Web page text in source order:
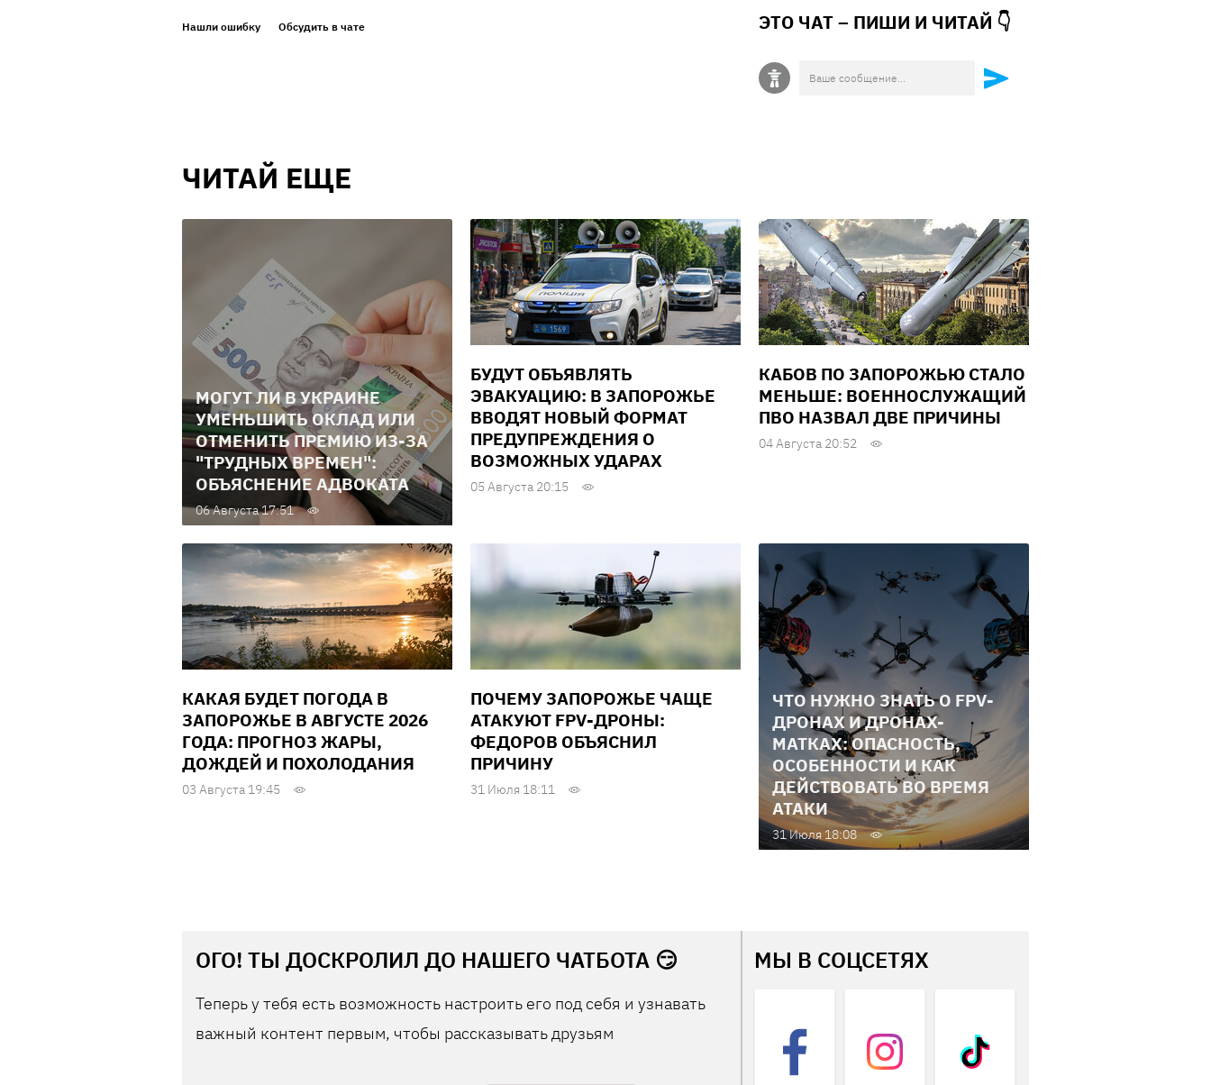
Нашли ошибку Обсудить в чате ЭТО ЧАТ – ПИШИ И ЧИТАЙ 👇
ЧИТАЙ ЕЩЕ
МОГУТ ЛИ В УКРАИНЕ
УМЕНЬШИТЬ ОКЛАД ИЛИ
ОТМЕНИТЬ ПРЕМИЮ ИЗ-ЗА
"ТРУДНЫХ ВРЕМЕН":
ОБЪЯСНЕНИЕ АДВОКАТА
06 Августа 17:51
БУДУТ ОБЪЯВЛЯТЬ
ЭВАКУАЦИЮ: В ЗАПОРОЖЬЕ
ВВОДЯТ НОВЫЙ ФОРМАТ
ПРЕДУПРЕЖДЕНИЯ О
ВОЗМОЖНЫХ УДАРАХ
05 Августа 20:15
КАБОВ ПО ЗАПОРОЖЬЮ СТАЛО
МЕНЬШЕ: ВОЕННОСЛУЖАЩИЙ
ПВО НАЗВАЛ ДВЕ ПРИЧИНЫ
04 Августа 20:52
КАКАЯ БУДЕТ ПОГОДА В
ЗАПОРОЖЬЕ В АВГУСТЕ 2026
ГОДА: ПРОГНОЗ ЖАРЫ,
ДОЖДЕЙ И ПОХОЛОДАНИЯ
03 Августа 19:45
ПОЧЕМУ ЗАПОРОЖЬЕ ЧАЩЕ
АТАКУЮТ FPV-ДРОНЫ:
ФЕДОРОВ ОБЪЯСНИЛ
ПРИЧИНУ
31 Июля 18:11
ЧТО НУЖНО ЗНАТЬ О FPV-
ДРОНАХ И ДРОНАХ-
МАТКАХ: ОПАСНОСТЬ,
ОСОБЕННОСТИ И КАК
ДЕЙСТВОВАТЬ ВО ВРЕМЯ
АТАКИ
31 Июля 18:08
ОГО! ТЫ ДОСКРОЛИЛ ДО НАШЕГО ЧАТБОТА 😏
Теперь у тебя есть возможность настроить его под себя и узнавать
важный контент первым, чтобы рассказывать друзьям
МЫ В СОЦСЕТЯХ